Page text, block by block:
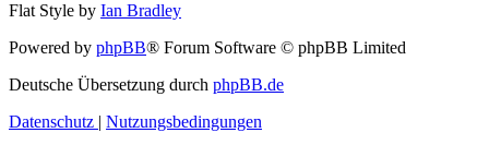
Flat Style by Ian Bradley
Powered by phpBB® Forum Software © phpBB Limited
Deutsche Übersetzung durch phpBB.de
Datenschutz | Nutzungsbedingungen